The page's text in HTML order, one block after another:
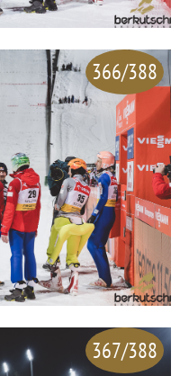
366/388
367/388